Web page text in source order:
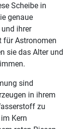
Scheibe in
genaue
ihrer
für Astronomen
sie das Alter und
sind
in ihrem
zu
Kern